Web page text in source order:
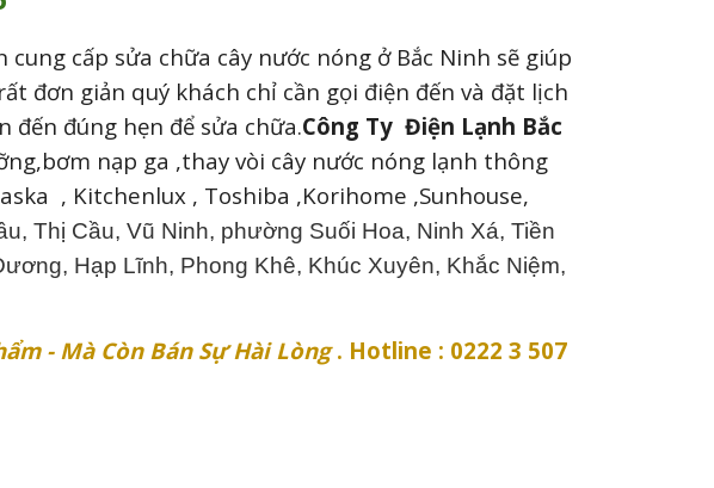
cung cấp sửa chữa cây nước nóng ở Bắc Ninh sẽ giúp
đơn giản quý khách chỉ cần gọi điện đến và đặt lịch
đến đúng hẹn để sửa chữa.Công Ty Điện Lạnh Bắc
nạp ga ,thay vòi cây nước nóng lạnh thông
, Kitchenlux , Toshiba ,Korihome ,Sunhouse,
Thị Cầu, Vũ Ninh, phường Suối Hoa, Ninh Xá, Tiền
Hạp Lĩnh, Phong Khê, Khúc Xuyên, Khắc Niệm,
- Mà Còn Bán Sự Hài Lòng. Hotline : 0222 3 507